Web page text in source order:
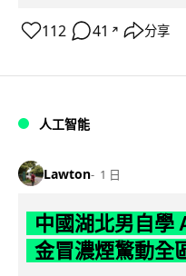
112 41 ↗ 分享
人工智能
Lawton 1 日
中國湖北男自學
金冒濃煙驚動全